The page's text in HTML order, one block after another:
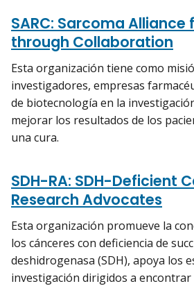
SARC: Sarcoma Alliance
through Collaboration
Esta organización tiene como
investigadores, empresas
de biotecnología en la
mejorar los resultados de los
una cura.
SDH-RA: SDH-Deficient
Research Advocates
Esta organización promueve la
los cánceres con deficiencia de
deshidrogenasa (SDH), apoya los
investigación dirigidos a